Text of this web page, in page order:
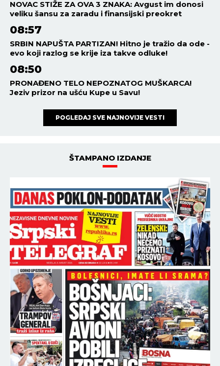
NOVAC STIŽE ZA OVA 3 ZNAKA: Avgust im donosi
veliku šansu za zaradu i finansijski preokret
08:57
SRBIN NAPUŠTA PARTIZAN! Hitno je tražio da ode -
evo koji razlog se krije iza takve odluke!
08:50
PRONAĐENO TELO NEPOZNATOG MUŠKARCA!
Jeziv prizor na ušću Kupe u Savu!
POGLEDAJ SVE NAJNOVIJE VESTI
ŠTAMPANO IZDANJE